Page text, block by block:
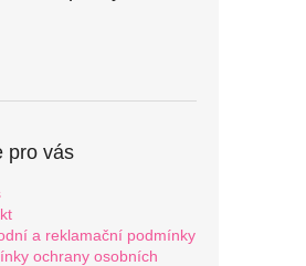
pro vás
a reklamační podmínky
ochrany osobních